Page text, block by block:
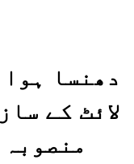
دھنسا
لائٹ کے